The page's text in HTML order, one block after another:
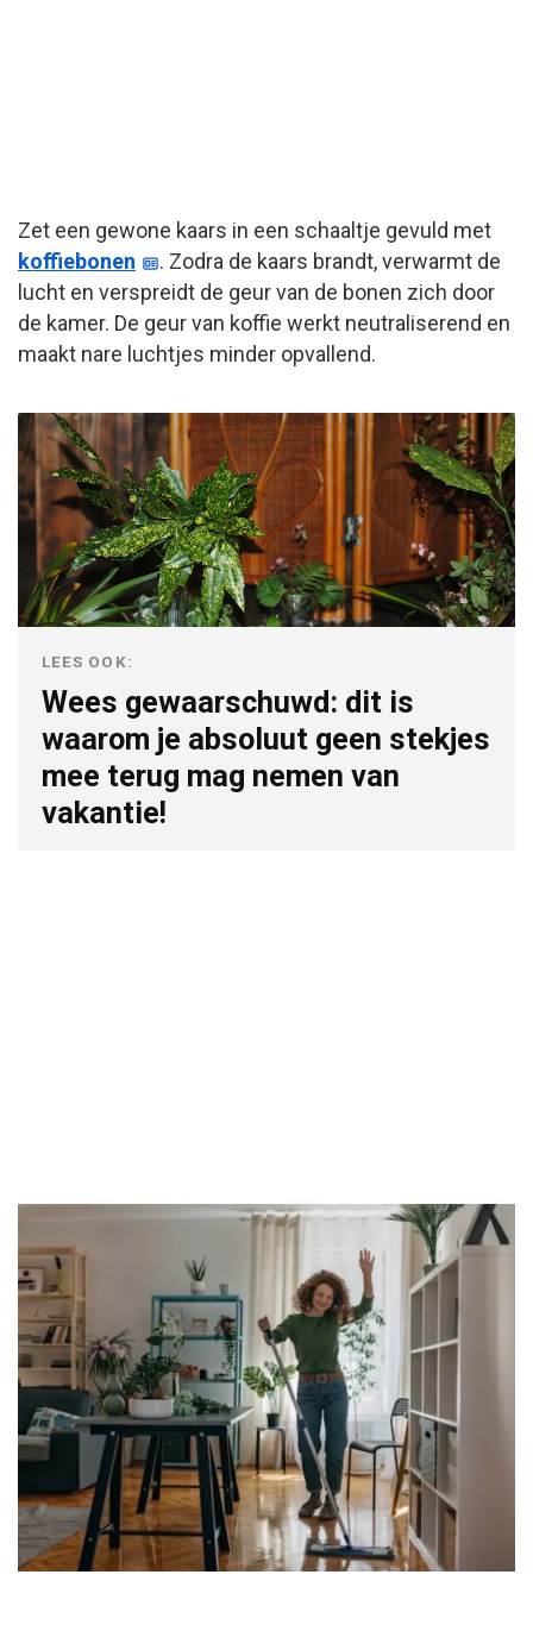
Zet een gewone kaars in een schaaltje gevuld met
koffiebonen
. Zodra de kaars brandt, verwarmt de
lucht en verspreidt de geur van de bonen zich door
de kamer. De geur van koffie werkt neutraliserend en
maakt nare luchtjes minder opvallend.
LEES OOK:
Wees gewaarschuwd: dit is
waarom je absoluut geen stekjes
mee terug mag nemen van
vakantie!